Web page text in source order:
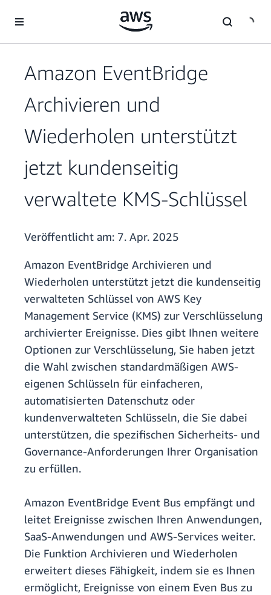
Überspringen zum Hauptinhalt
Amazon EventBridge
Archivieren und
Wiederholen unterstützt
jetzt kundenseitig
verwaltete KMS-Schlüssel
Veröffentlicht am: 7. Apr. 2025
Amazon EventBridge Archivieren und
Wiederholen unterstützt jetzt die kundenseitig
verwalteten Schlüssel von AWS Key
Management Service (KMS) zur Verschlüsselung
archivierter Ereignisse. Dies gibt Ihnen weitere
Optionen zur Verschlüsselung, Sie haben jetzt
die Wahl zwischen standardmäßigen AWS-
eigenen Schlüsseln für einfacheren,
automatisierten Datenschutz oder
kundenverwalteten Schlüsseln, die Sie dabei
unterstützen, die spezifischen Sicherheits- und
Governance-Anforderungen Ihrer Organisation
zu erfüllen.
Amazon EventBridge Event Bus empfängt und
leitet Ereignisse zwischen Ihren Anwendungen,
SaaS-Anwendungen und AWS-Services weiter.
Die Funktion Archivieren und Wiederholen
erweitert dieses Fähigkeit, indem sie es Ihnen
ermöglicht, Ereignisse von einem Even Bus zu